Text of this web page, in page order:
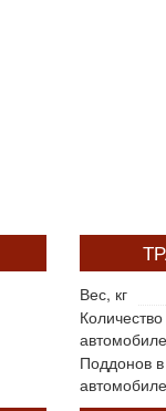
Вес, кг
автомобиле
Поддонов в
автомобиле